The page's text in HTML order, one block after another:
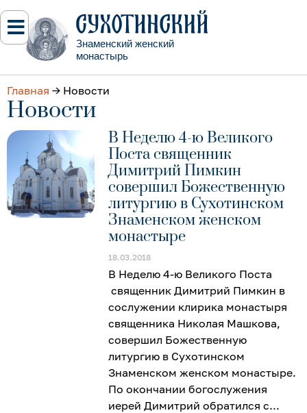
Знаменский женский
монастырь
Главная → Новости
Новости
В Неделю 4-ю Великого
Поста священник
Димитрий Пимкин
совершил Божественную
литургию в Сухотинском
Знаменском женском
монастыре
18.03.2018
В Неделю 4-ю Великого Поста
священник Димитрий Пимкин в
сослужении клирика монастыря
священника Николая Машкова,
совершил Божественную
литургию в Сухотинском
Знаменском женском монастыре.
По окончании богослужения
иерей Димитрий обратился с